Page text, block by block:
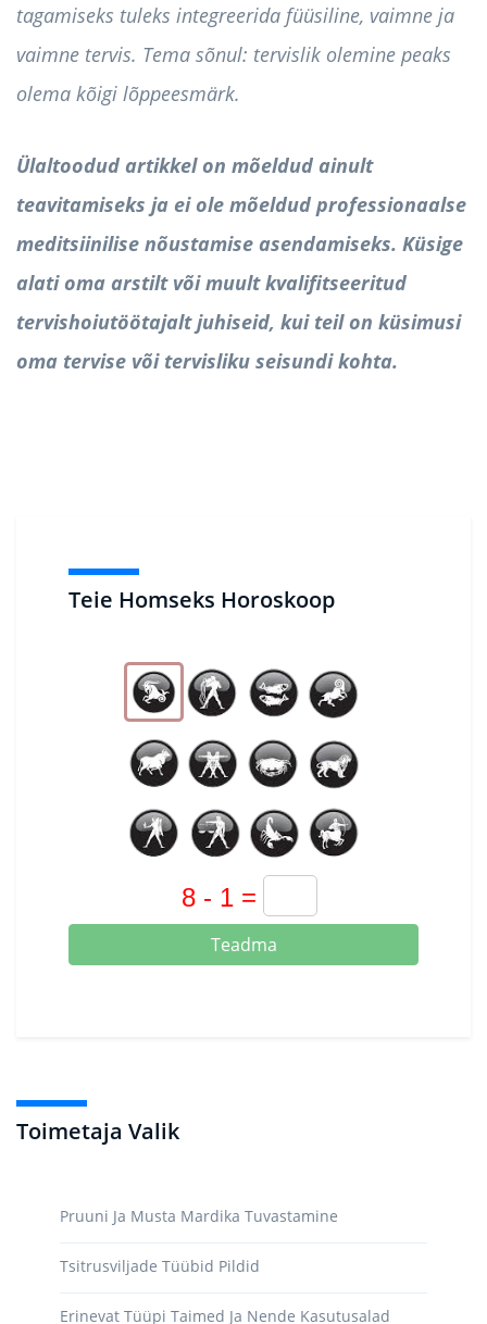
Teie Homseks Horoskoop
Teadma
Toimetaja Valik
Pruuni Ja Musta Mardika Tuvastamine
Tsitrusviljade Tüübid Pildid
Erinevat Tüüpi Taimed Ja Nende Kasutusalad
tagamiseks tuleks integreerida füüsiline, vaimne ja
vaimne tervis. Tema sõnul: tervislik olemine peaks
olema kõigi lõppeesmärk.
Ülaltoodud artikkel on mõeldud ainult
teavitamiseks ja ei ole mõeldud professionaalse
meditsiinilise nõustamise asendamiseks. Küsige
alati oma arstilt või muult kvalifitseeritud
tervishoiutöötajalt juhiseid, kui teil on küsimusi
oma tervise või tervisliku seisundi kohta.